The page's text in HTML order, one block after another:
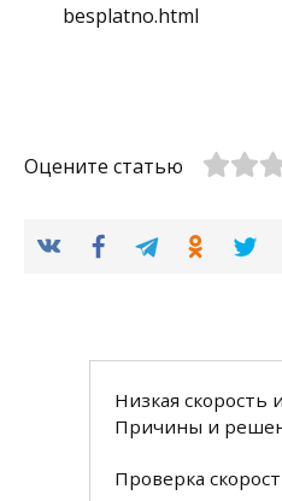
besplatno.html
Оцените статью
Низкая скорость
Причины и
Проверка